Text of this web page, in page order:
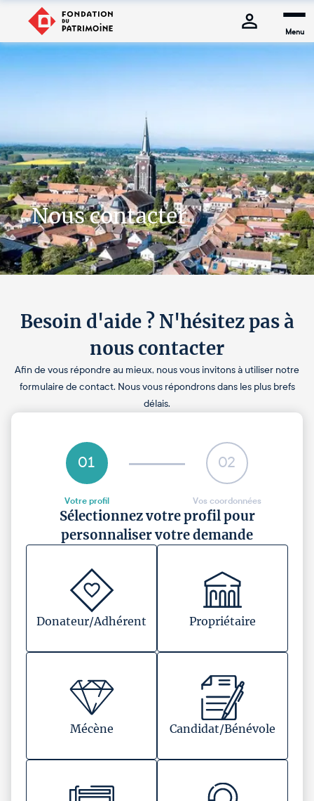
Menu
Nous contacter
Besoin d'aide ? N'hésitez pas à
nous contacter
Afin de vous répondre au mieux, nous vous invitons à utiliser notre
formulaire de contact. Nous vous répondrons dans les plus brefs
délais.
01
Votre profil
02
Vos coordonnées
Sélectionnez votre profil pour
personnaliser votre demande
Donateur/Adhérent Propriétaire
Mécène Candidat/Bénévole